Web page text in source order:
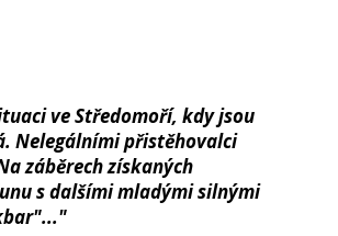
ve Středomoří, kdy jsou
Nelegálními přistěhovalci
záběrech získaných
s dalšími mladými silnými